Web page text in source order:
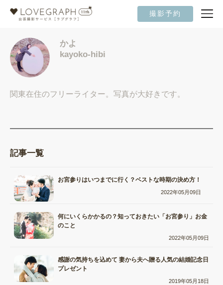
撮影予約
かよ
kayoko-hibi
関東在住のフリーライター。写真が大好きです。
記事一覧
お宮参りはいつまでに行く？ベストな時期の決め方！
2022年05月09日
何にいくらかかるの？知っておきたい「お宮参り」お金
のこと
2022年05月09日
感謝の気持ちを込めて 妻から夫へ贈る人気の結婚記念日
プレゼント
2019年05月18日